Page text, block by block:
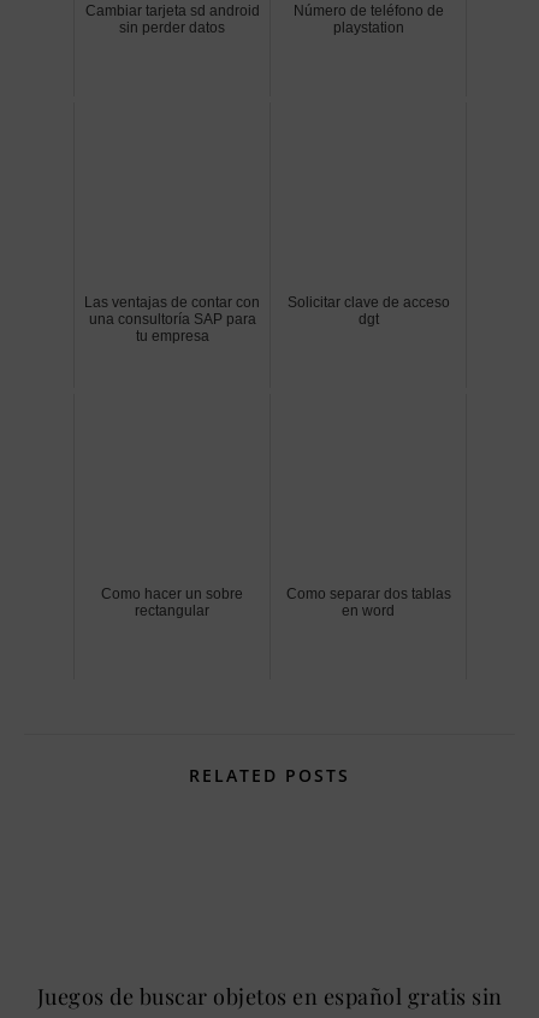
Cambiar tarjeta sd android
sin perder datos
Número de teléfono de
playstation
Las ventajas de contar con
una consultoría SAP para
tu empresa
Solicitar clave de acceso
dgt
Como hacer un sobre
rectangular
Como separar dos tablas
en word
RELATED POSTS
Juegos de buscar objetos en español gratis sin